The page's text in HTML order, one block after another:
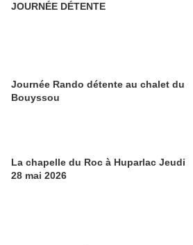
JOURNÉE DÉTENTE
Journée Rando détente au chalet du
Bouyssou
La chapelle du Roc à Huparlac Jeudi
28 mai 2026